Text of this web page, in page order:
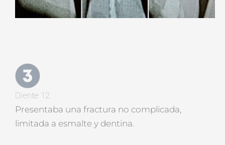
Diente 12
Presentaba una fractura no complicada,
limitada a esmalte y dentina.